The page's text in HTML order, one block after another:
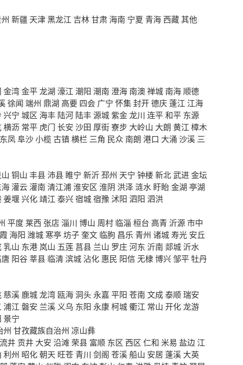
新疆 天津黑龙江 吉林甘肃 海南 宁夏 青海 西藏其他
金湾金平龙湖 濠江 潮阳 潮南 澄海 南澳禅城 南海 顺德
徐闻 端州 鼎湖 高要 四会 广宁 怀集封开德庆 蓬江 江海
兴宁 城区 海丰 陆河 陆丰源城紫金龙川 连平和平 东源
横沥 常平 虎门 长安 沙田 厚街寮步 大岭山 大朗 黄江 樟木
东凤阜沙小榄 古镇横栏 三角 民众 南朗 港口 大涌 沙溪 三
铜山 丰县 沛县 睢宁 新沂邳州 天宁 钟楼 新北武进金坛
灌云灌南 清江浦淮安区 淮阴 洪泽 涟水 盱眙金湖 亭湖
姜堰兴化靖江 泰兴宿城宿豫 沭阳 泗阳 泗洪
平度 莱西 张店 淄川 博山 周村 临淄 桓台 高青 沂源市中
海阳 潍城 寒亭 坊子奎文 临朐 昌乐 青州 诸城寿光 安丘
乳山 东港 岚山 五莲 莒县 兰山 罗庄河东 沂南 郯城 沂水
阳谷莘县 临清滨城 沾化 惠民 阳信无棣博兴邹平牡丹
慈溪 鹿城龙湾 瓯海洞头 永嘉 平阳 苍南 文成泰顺瑞安
浦江 磐安 兰溪 义乌 东阳 永康柯城衢江 常山 开化龙游
景宁
州 甘孜藏族自治州 凉山彝
井 贡井 大安 沿滩 荣县 富顺 东区 西区 仁和 米易 盐边 江
利州 昭化朝天 旺苍 青川 剑阁 苍溪船山 安居 蓬溪 大英
可以定制方案吗？